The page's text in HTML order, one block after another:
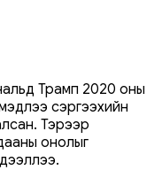
Трамп 2020 оны
сэргээхийн
Тэрээр
онолыг